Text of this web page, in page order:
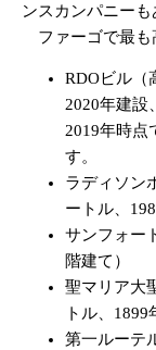
ンスカンパニーも
ファーゴで最も
RDOビル（
2020年建設
2019年時点
す。
ラディソン
ートル、
サンフォー
階建て）
聖マリア大
トル、1899
第一ルーテ